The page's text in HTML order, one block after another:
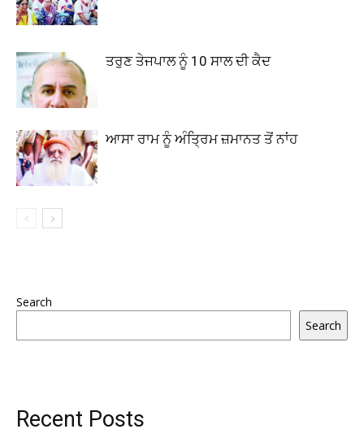
ਤਰੁਣ ਤੇਜਪਾਲ ਨੂੰ 10 ਸਾਲ ਦੀ ਕੈਦ
ਆਸਾ ਰਾਮ ਨੂੰ ਅੰਤ੍ਰਿਮ ਜ਼ਮਾਨਤ ਤੋਂ ਨਾਂਹ
Search
Search
Recent Posts